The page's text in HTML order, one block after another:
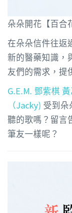
朵朵開花【百合
在朵朵信件往返
新的醫藥知識，
友們的需求，提
G.E.M. 鄧紫棋
（Jacky) 受到朵
聽的歌嗎？留言
筆友一樣呢？